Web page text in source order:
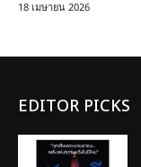
18 เมษายน 2026
EDITOR PICKS